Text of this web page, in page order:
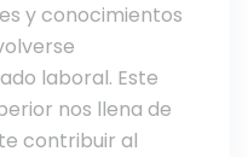
y conocimientos
laboral. Este
nos llena de
contribuir al